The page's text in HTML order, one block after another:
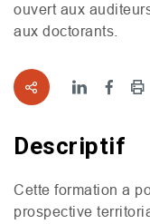
ouvert aux
aux doctorants.
Descriptif
Cette formation a
prospective